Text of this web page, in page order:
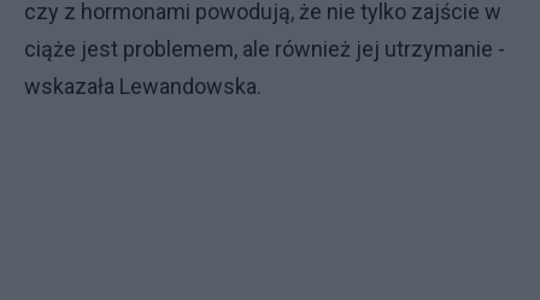
czy z hormonami powodują, że nie tylko zajście w
ciąże jest problemem, ale również jej utrzymanie -
wskazała Lewandowska.